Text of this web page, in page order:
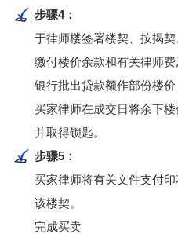
步骤4：
于律师楼签署楼契、按揭
缴付楼价余款和有关律师费
银行批出贷款额作部份楼价
买家律师在成交日将余下
并取得锁匙。
步骤5：
买家律师将有关文件支付
该楼契。
完成买卖